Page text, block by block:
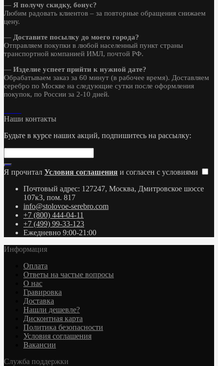
— Я получу скидку, бонус?
Любим радовать клиентов – за повторные обращения снижаем
цену.
— Доставите посылку до моего города?
Отправляем покупки в любой населенный пункт страны
транспортной компанией ИМЛ, почтой РФ.
— Изделие успеет прийти к нужной дате?
Обрабатываем заказ за 60 минут (в рабочее время). Доставляем
серебро по Москве на следующие сутки после оформления
покупок, по России за 2-10 дней.
Наши контакты
Будьте в курсе наших акций, подпишитесь на рассылку:
Я прочитал Условия соглашения и согласен с условиями
Почтовый адрес: 127247, Москва, Дмитровское шоссе
107к3, пом. 817
info@stolovoe-serebro.com
+7 (800) 444-04-11
+7 (499) 99-33-123
Ежедневно 9:00-21:00
Информация
Оплата
Ответы на частые вопросы
О нас
Гравировка
Доставка
Нашли дешевле?
Дисконтная карта
Политика безопасности
Условия соглашения
Вакансии
Служба поддержки